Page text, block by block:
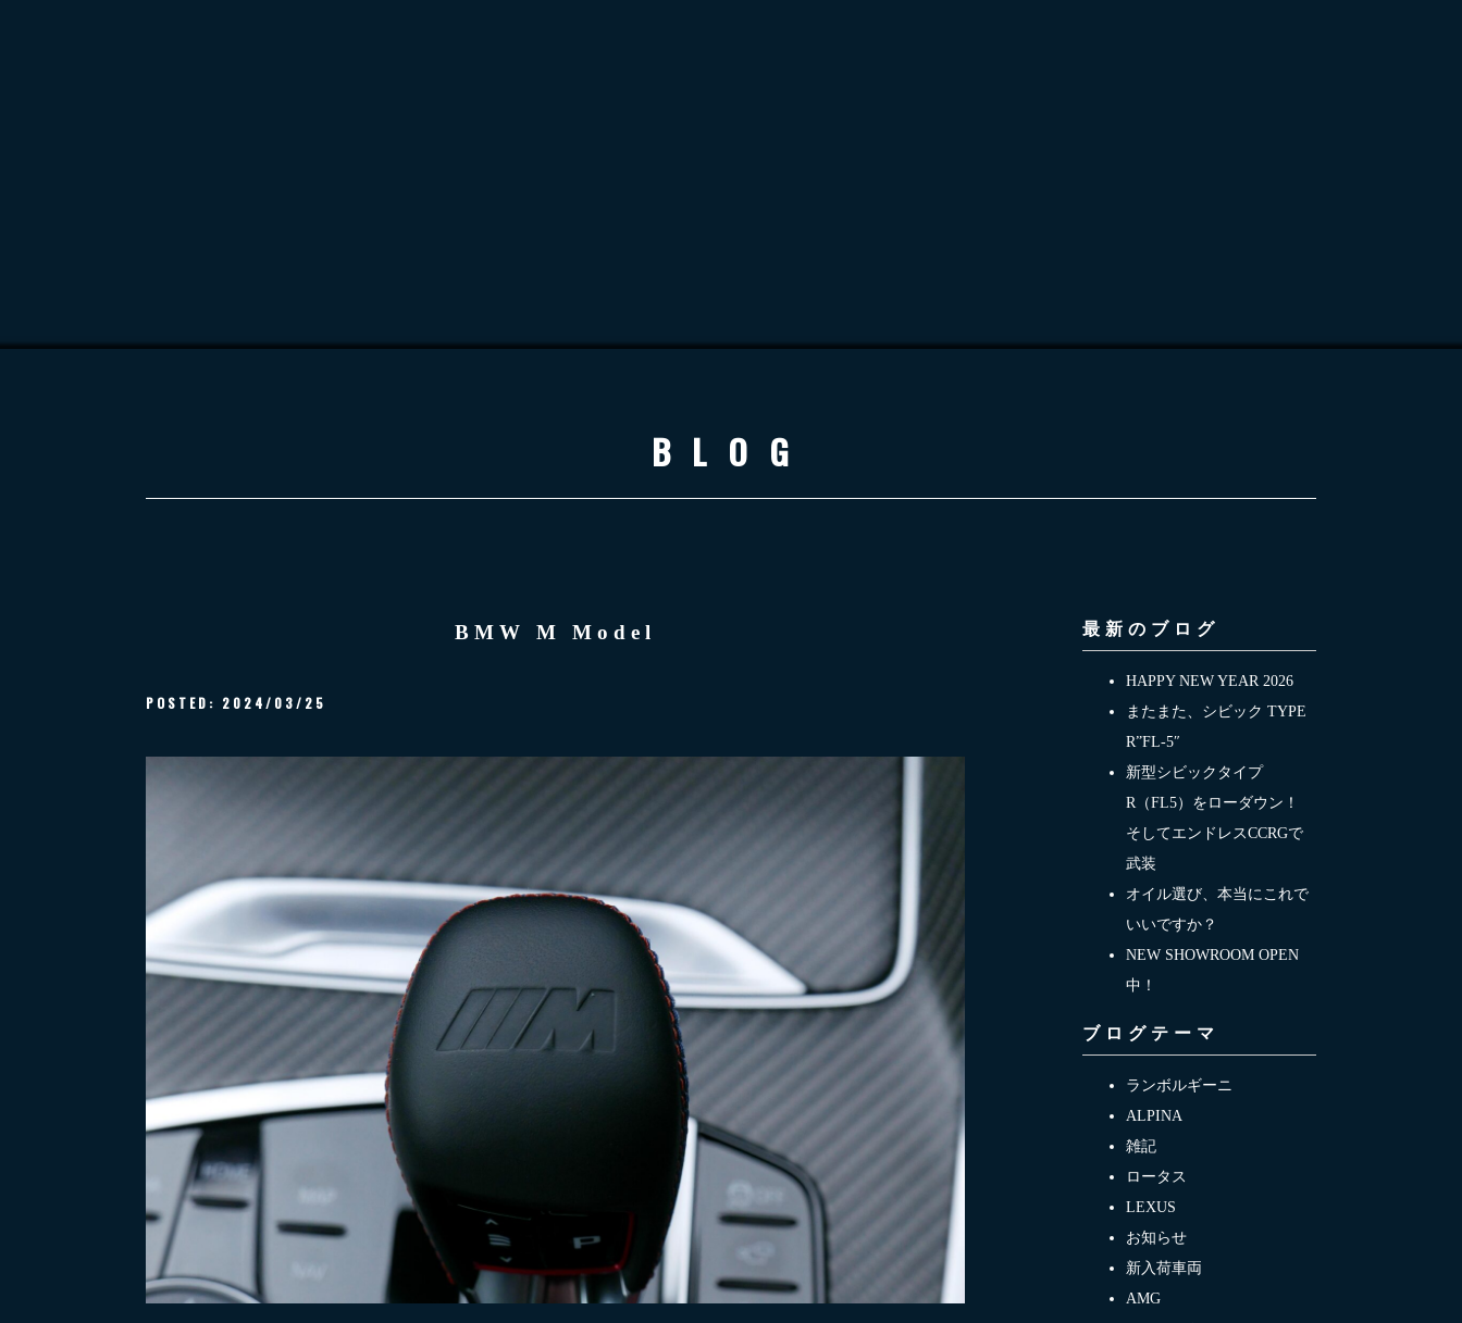
BLOG
BMW M Model
POSTED: 2024/03/25
最新のブログ
HAPPY NEW YEAR 2026
またまた、シビック TYPE
R”FL-5″
新型シビックタイプ
R（FL5）をローダウン！
そしてエンドレスCCRGで
武装
オイル選び、本当にこれで
いいですか？
NEW SHOWROOM OPEN
中！
ブログテーマ
ランボルギーニ
ALPINA
雑記
ロータス
LEXUS
お知らせ
新入荷車両
AMG